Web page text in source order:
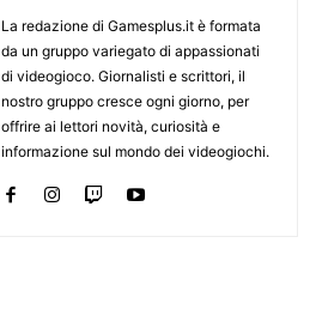
La redazione di Gamesplus.it è formata
da un gruppo variegato di appassionati
di videogioco. Giornalisti e scrittori, il
nostro gruppo cresce ogni giorno, per
offrire ai lettori novità, curiosità e
informazione sul mondo dei videogiochi.